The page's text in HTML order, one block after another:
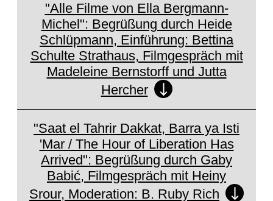
Set cookie to view
External Media (Vimeo)
"Alle Filme von Ella Bergmann-
Michel": Begrüßung durch Heide
Schlüpmann, Einführung: Bettina
Schulte Strathaus, Filmgespräch mit
Madeleine Bernstorff und Jutta
Hercher
Set cookie to view
External Media (Vimeo)
"Saat el Tahrir Dakkat, Barra ya Isti
'Mar / The Hour of Liberation Has
Arrived": Begrüßung durch Gaby
Babić, Filmgespräch mit Heiny
Srour, Moderation: B. Ruby Rich